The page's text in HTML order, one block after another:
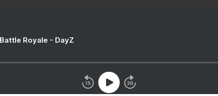
Royale - DayZ